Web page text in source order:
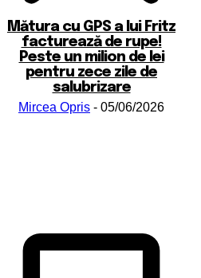
Mătura cu GPS a lui Fritz
facturează de rupe!
Peste un milion de lei
pentru zece zile de
salubrizare
Mircea Opris - 05/06/2026